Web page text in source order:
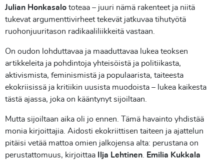
Julian Honkasalo toteaa – juuri nämä rakenteet ja niitä
tukevat argumenttivirheet tekevät jatkuvaa tihutyötä
ruohonjuuritason radikaaliliikkeitä vastaan.
On oudon lohduttavaa ja maaduttavaa lukea teoksen
artikkeleita ja pohdintoja yhteisöistä ja politiikasta,
aktivismista, feminismistä ja populaarista, taiteesta
ekokriisissä ja kritiikin uusista muodoista – lukea kaikesta
tästä ajassa, joka on kääntynyt sijoiltaan.
Mutta sijoiltaan aika oli jo ennen. Tämä havainto yhdistää
monia kirjoittajia. Aidosti ekokriittisen taiteen ja ajattelun
pitäisi vetää mattoa omien jalkojensa alta: perustana on
perustattomuus, kirjoittaa
Ilja Lehtinen
Emilia Kukkala